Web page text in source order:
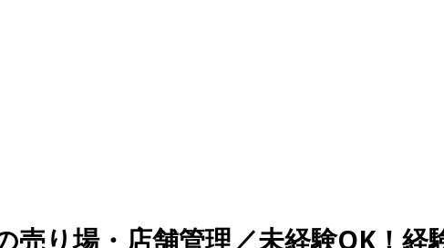
売り場・店舗管理／未経験OK！経